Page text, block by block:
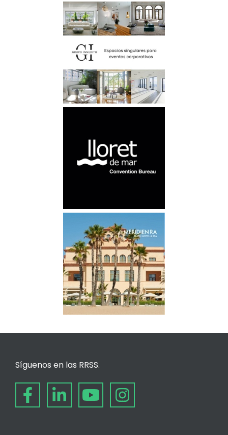
Síguenos en las RRSS.